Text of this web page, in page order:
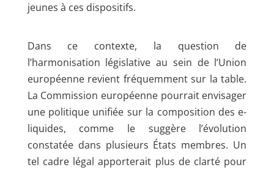
jeunes à ces dispositifs.
Dans ce contexte, la question de
l’harmonisation législative au sein de l’Union
européenne revient fréquemment sur la table.
La Commission européenne pourrait envisager
une politique unifiée sur la composition des e-
liquides, comme le suggère l’évolution
constatée dans plusieurs États membres. Un
tel cadre légal apporterait plus de clarté pour